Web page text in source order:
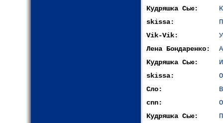
Кудряшка Сью:
skissa:
Vik-Vik:
Лена Бондаренко:
Кудряшка Сью:
skissa:
Сло:
cnn:
Кудряшка Сью: